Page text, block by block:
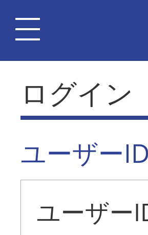
ログイン
ユーザー
ユーザー